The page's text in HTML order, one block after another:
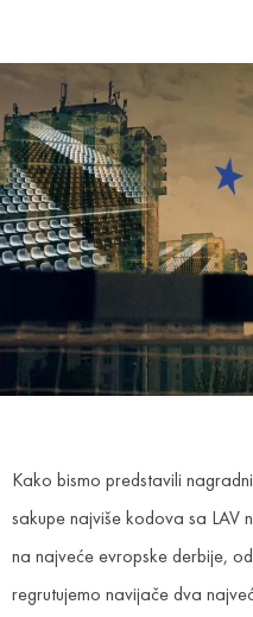
Kako bismo predstavili
sakupe najviše kodova sa LAV
na najveće evropske derbije,
regrutujemo navijače dva